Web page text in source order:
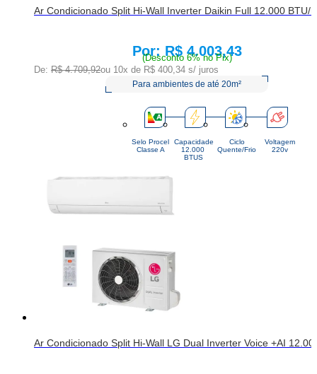
Ar Condicionado Split Hi-Wall Inverter Daikin Full 12.000 BTU/
Price:
R$ 4.003,43
(Desconto 6% no Pix)
De: R$ 4.709,92ou 10x de R$ 400,34 s/ juros
Para ambientes de até 20m²
Selo Procel
Classe A
Capacidade
12.000
BTUS
Ciclo
Quente/Frio
Voltagem
220v
Ar Condicionado Split Hi-Wall LG Dual Inverter Voice +AI